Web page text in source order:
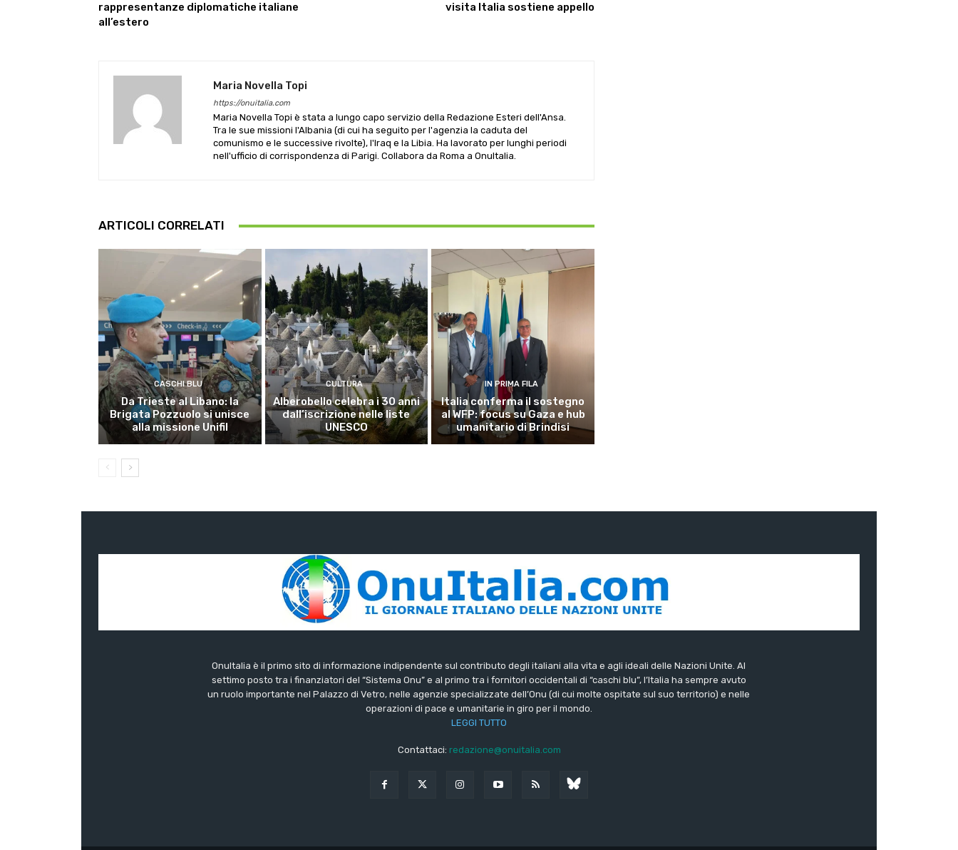
rappresentanze diplomatiche italiane
all’estero
visita Italia sostiene appello
Maria Novella Topi
https://onuitalia.com
Maria Novella Topi è stata a lungo capo servizio della Redazione Esteri dell'Ansa.
Tra le sue missioni l'Albania (di cui ha seguito per l'agenzia la caduta del
comunismo e le successive rivolte), l'Iraq e la Libia. Ha lavorato per lunghi periodi
nell'ufficio di corrispondenza di Parigi. Collabora da Roma a OnuItalia.
ARTICOLI CORRELATI
CASCHI BLU
Da Trieste al Libano: la
Brigata Pozzuolo si unisce
alla missione Unifil
CULTURA
Alberobello celebra i 30 anni
dall’iscrizione nelle liste
UNESCO
IN PRIMA FILA
Italia conferma il sostegno
al WFP: focus su Gaza e hub
umanitario di Brindisi
OnuItalia è il primo sito di informazione indipendente sul contributo degli italiani alla vita e agli ideali delle Nazioni Unite. Al
settimo posto tra i finanziatori del “Sistema Onu” e al primo tra i fornitori occidentali di “caschi blu”, l’Italia ha sempre avuto
un ruolo importante nel Palazzo di Vetro, nelle agenzie specializzate dell’Onu (di cui molte ospitate sul suo territorio) e nelle
operazioni di pace e umanitarie in giro per il mondo.
LEGGI TUTTO
Contattaci: redazione@onuitalia.com